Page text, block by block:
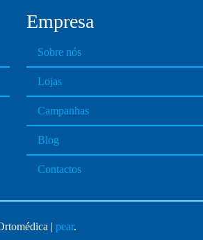
Empresa
Sobre nós
Lojas
Campanhas
Blog
Contactos
| pear.